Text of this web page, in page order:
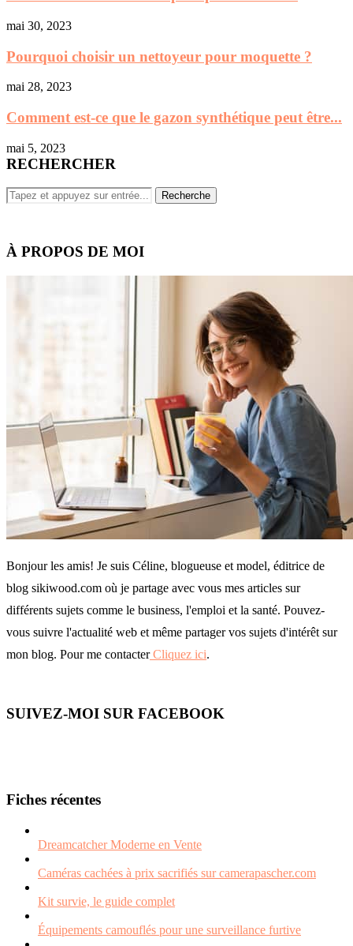
mai 30, 2023
Pourquoi choisir un nettoyeur pour moquette ?
mai 28, 2023
Comment est-ce que le gazon synthétique peut être...
mai 5, 2023
RECHERCHER
À PROPOS DE MOI
Bonjour les amis! Je suis Céline, blogueuse et model, éditrice de
blog sikiwood.com où je partage avec vous mes articles sur
différents sujets comme le business, l'emploi et la santé. Pouvez-
vous suivre l'actualité web et même partager vos sujets d'intérêt sur
mon blog. Pour me contacterCliquez ici.
SUIVEZ-MOI SUR FACEBOOK
Fiches récentes
Dreamcatcher Moderne en Vente
Caméras cachées à prix sacrifiés sur camerapascher.com
Kit survie, le guide complet
Équipements camouflés pour une surveillance furtive